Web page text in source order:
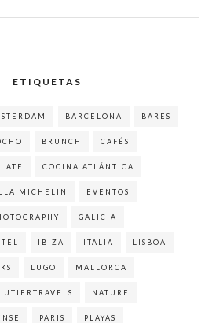
ETIQUETAS
BARCELONA BARES
BRUNCH CAFÉS
COCINA ATLÁNTICA
MICHELIN EVENTOS
GALICIA
IBIZA ITALIA LISBOA
LUGO MALLORCA
NATURE
PARIS PLAYAS